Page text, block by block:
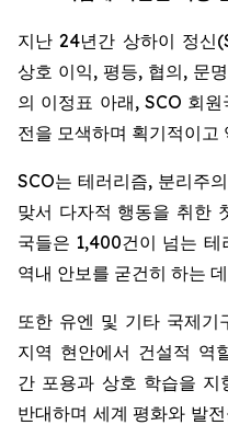
지난 24년간 상하이 정
상호 이익, 평등, 협의, 문
의 이정표 아래, SCO 회
전을 모색하며 획기적이고
SCO는 테러리즘, 분리주
맞서 다자적 행동을 취한
국들은 1,400건이 넘는 테
역내 안보를 굳건히 하는
또한 유엔 및 기타 국제기
지역 현안에서 건설적 역
간 포용과 상호 학습을 지
반대하며 세계 평화와 발